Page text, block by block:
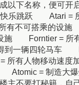
以下名称，便可
乐跳跃 Atari =
有不可搭乘的设
设施 Forntier =
一辆四轮马车
所有人物移动速
= 制造大爆
主不要打秘籍，自